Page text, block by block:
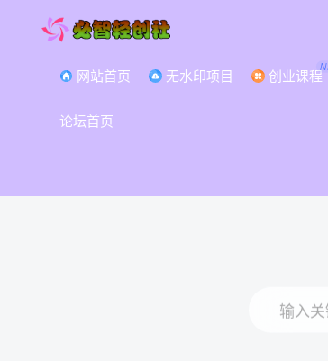
网站首页 无水印项目 创业课程
论坛首页
输入